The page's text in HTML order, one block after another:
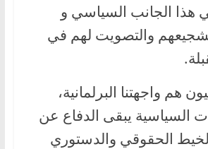
هذا الجانب السياسي و
والتصويت لهم في
هم واجهتنا البرلمانية،
السياسية يبقى الدفاع عن
الخيط الحقوقي والدستوري